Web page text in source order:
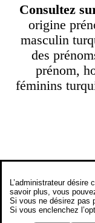
Consultez
origine
masculin
des
prénom,
féminins
L’administrateur
savoir plus, vous
Si vous ne désirez pas
Si vous enclenchez